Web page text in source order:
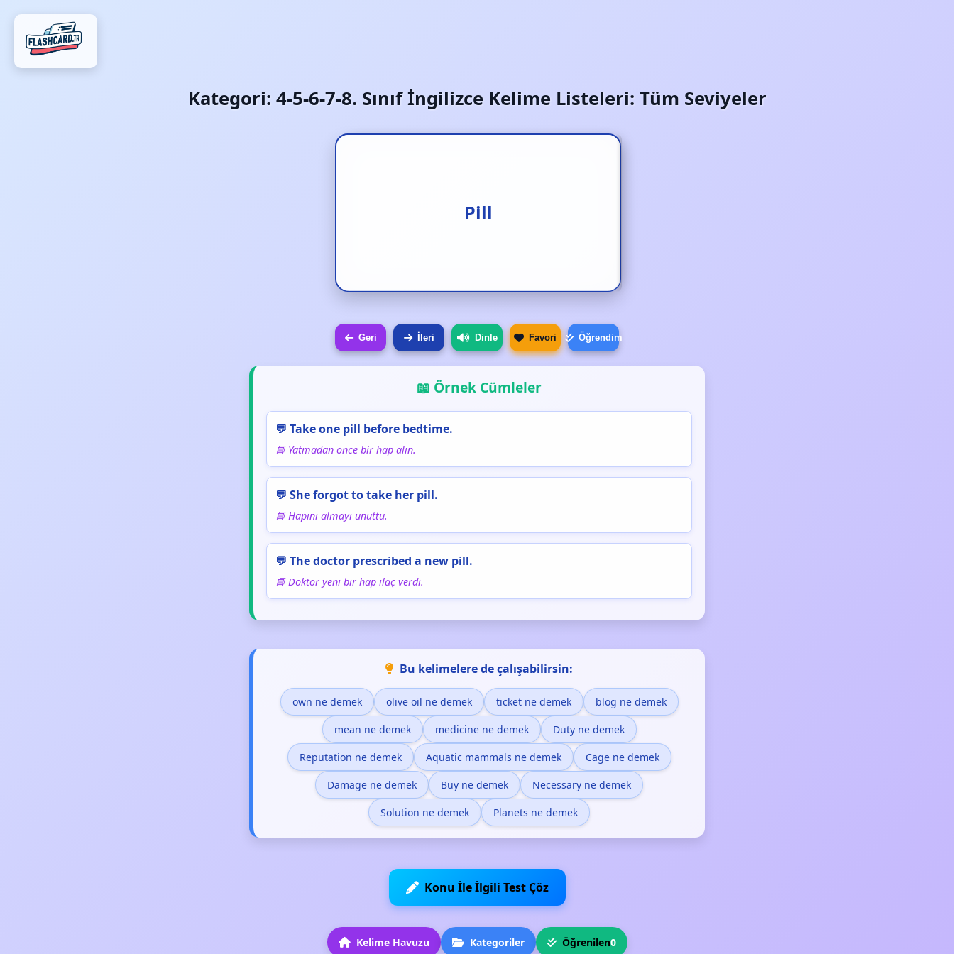
Kategori: 4-5-6-7-8. Sınıf İngilizce Kelime Listeleri: Tüm Seviyeler
Pill
Hap
Geri İleri Dinle Favori Öğrendim
📖 Örnek Cümleler
💬 Take one pill before bedtime.
📘 Yatmadan önce bir hap alın.
💬 She forgot to take her pill.
📘 Hapını almayı unuttu.
💬 The doctor prescribed a new pill.
📘 Doktor yeni bir hap ilaç verdi.
Bu kelimelere de çalışabilirsin:
own ne demek olive oil ne demek ticket ne demek blog ne demek
mean ne demek medicine ne demek Duty ne demek
Reputation ne demek Aquatic mammals ne demek Cage ne demek
Damage ne demek Buy ne demek Necessary ne demek
Solution ne demek Planets ne demek
Konu İle İlgili Test Çöz
Kelime Havuzu Kategoriler Öğrenilen0